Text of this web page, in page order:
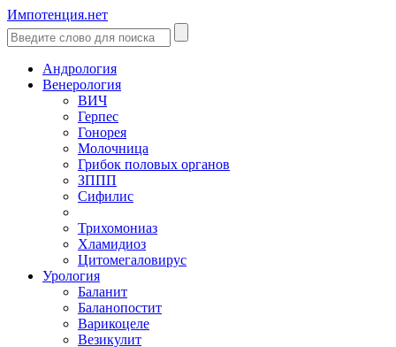
Импотенция.нет
Андрология
Венерология
ВИЧ
Герпес
Гонорея
Молочница
Грибок половых органов
ЗППП
Сифилис
Трихомониаз
Хламидиоз
Цитомегаловирус
Урология
Баланит
Баланопостит
Варикоцеле
Везикулит